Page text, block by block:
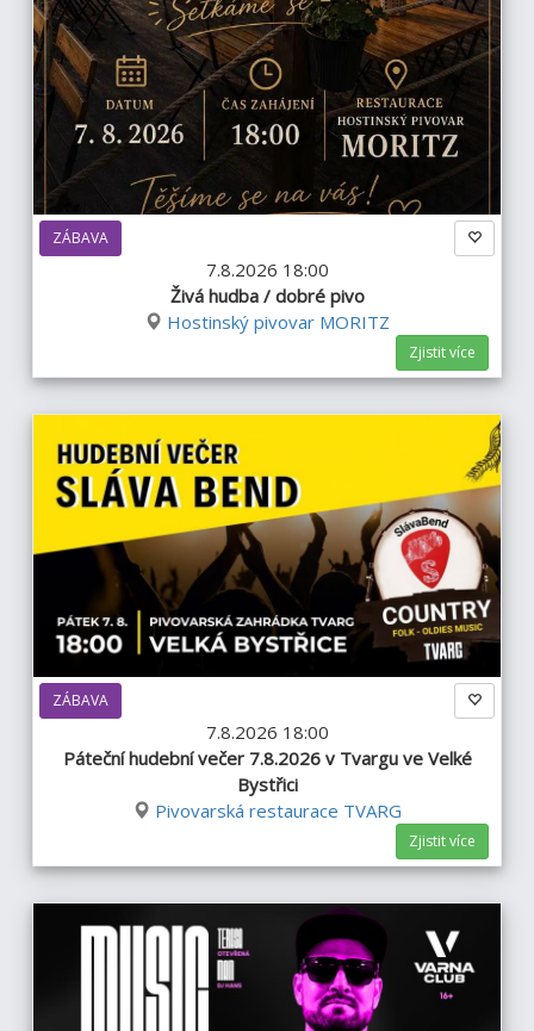
ZÁBAVA
7.8.2026 18:00
Živá hudba / dobré pivo
Hostinský pivovar MORITZ
Zjistit více
ZÁBAVA
7.8.2026 18:00
Páteční hudební večer 7.8.2026 v Tvargu ve Velké
Bystřici
Pivovarská restaurace TVARG
Zjistit více